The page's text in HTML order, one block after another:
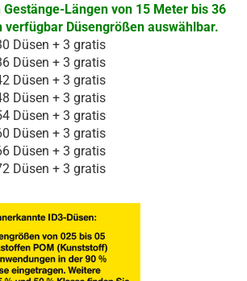
Längen von 15 Meter bis 36
verfügbar Düsengrößen auswählbar.
Düsen + 3 gratis
Düsen + 3 gratis
Düsen + 3 gratis
Düsen + 3 gratis
Düsen + 3 gratis
Düsen + 3 gratis
Düsen + 3 gratis
Düsen + 3 gratis